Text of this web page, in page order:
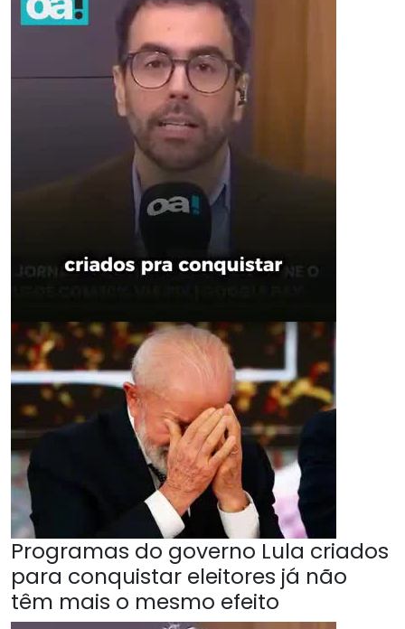
Programas do governo Lula criados
para conquistar eleitores já não
têm mais o mesmo efeito